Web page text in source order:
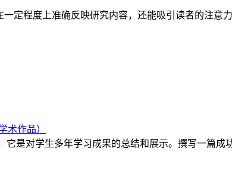
定程度上准确反映研究内容，还能吸引读者的注意
术作品）
是对学生多年学习成果的总结和展示。撰写一篇成